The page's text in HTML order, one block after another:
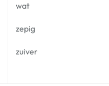
wat
zepig
zuiver